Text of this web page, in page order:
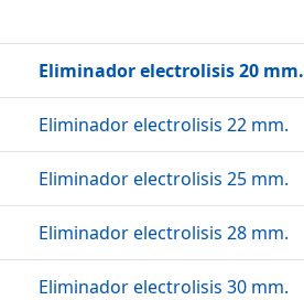
Eliminador electrolisis 20 mm.
Eliminador electrolisis 22 mm.
Eliminador electrolisis 25 mm.
Eliminador electrolisis 28 mm.
Eliminador electrolisis 30 mm.